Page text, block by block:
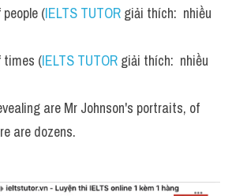
(IELTS TUTOR giải thích:  nhiều
times (IELTS TUTOR giải thích:  nhiều
are Mr Johnson's portraits, of
are dozens.